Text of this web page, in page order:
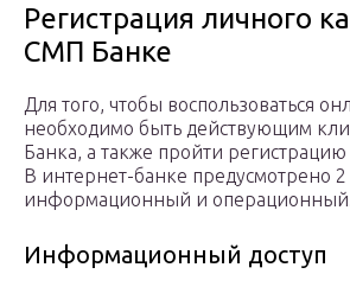
Регистрация личного
СМП Банке
Для того, чтобы воспользоваться
необходимо быть действующим
Банка, а также пройти регистрацию
В интернет-банке предусмотрено 2
информационный и
Информационный доступ